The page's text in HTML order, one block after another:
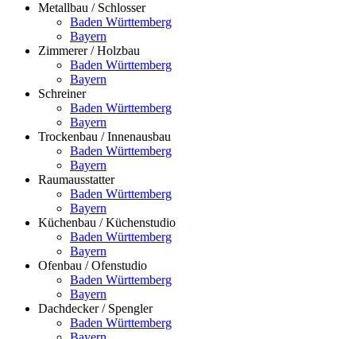
Metallbau / Schlosser
Baden Württemberg
Bayern
Zimmerer / Holzbau
Baden Württemberg
Bayern
Schreiner
Baden Württemberg
Bayern
Trockenbau / Innenausbau
Baden Württemberg
Bayern
Raumausstatter
Baden Württemberg
Bayern
Küchenbau / Küchenstudio
Baden Württemberg
Bayern
Ofenbau / Ofenstudio
Baden Württemberg
Bayern
Dachdecker / Spengler
Baden Württemberg